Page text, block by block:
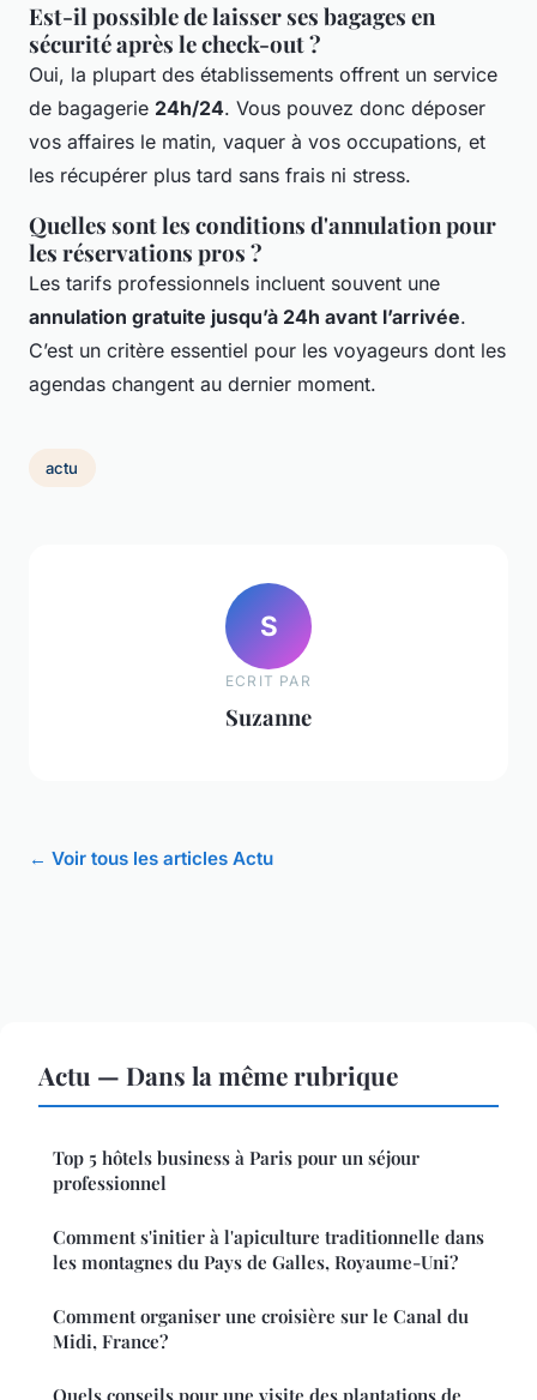
Est-il possible de laisser ses bagages en
sécurité après le check-out ?
Oui, la plupart des établissements offrent un service
de bagagerie 24h/24. Vous pouvez donc déposer
vos affaires le matin, vaquer à vos occupations, et
les récupérer plus tard sans frais ni stress.
Quelles sont les conditions d'annulation pour
les réservations pros ?
Les tarifs professionnels incluent souvent une
annulation gratuite jusqu’à 24h avant l’arrivée.
C’est un critère essentiel pour les voyageurs dont les
agendas changent au dernier moment.
actu
S
ECRIT PAR
Suzanne
← Voir tous les articles Actu
Actu — Dans la même rubrique
Top 5 hôtels business à Paris pour un séjour
professionnel
Comment s'initier à l'apiculture traditionnelle dans
les montagnes du Pays de Galles, Royaume-Uni?
Comment organiser une croisière sur le Canal du
Midi, France?